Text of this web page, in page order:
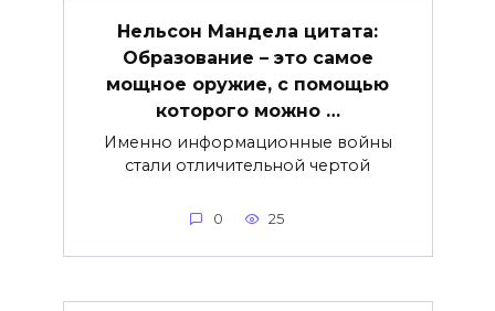
Нельсон Мандела цитата:
Образование – это самое
мощное оружие, с помощью
которого можно …
Именно информационные войны
стали отличительной чертой
0 25